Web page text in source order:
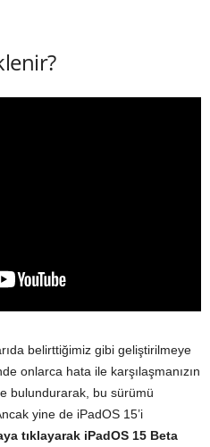
belirttiğimiz gibi geliştirilmeye
onlarca hata ile karşılaşmanızın
bulundurarak, bu sürümü
yine de iPadOS 15’i
tıklayarak iPadOS 15 Beta